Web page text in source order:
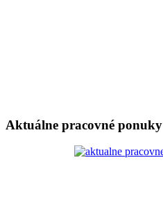
Aktuálne pracovné ponuky